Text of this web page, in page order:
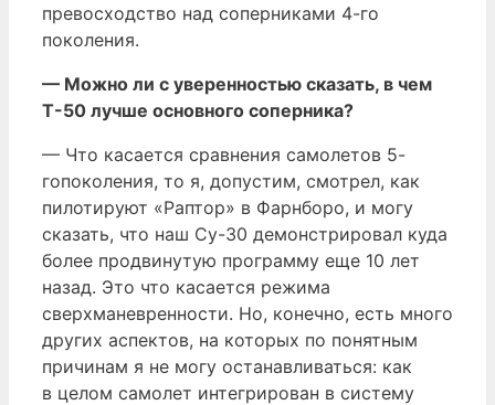
превосходство над соперниками 4-го
поколения.
— Можно ли с уверенностью сказать, в чем
Т-50 лучше основного соперника?
— Что касается сравнения самолетов 5-
гопоколения, то я, допустим, смотрел, как
пилотируют «Раптор» в Фарнборо, и могу
сказать, что наш Су-30 демонстрировал куда
более продвинутую программу еще 10 лет
назад. Это что касается режима
сверхманевренности. Но, конечно, есть много
других аспектов, на которых по понятным
причинам я не могу останавливаться: как
в целом самолет интегрирован в систему